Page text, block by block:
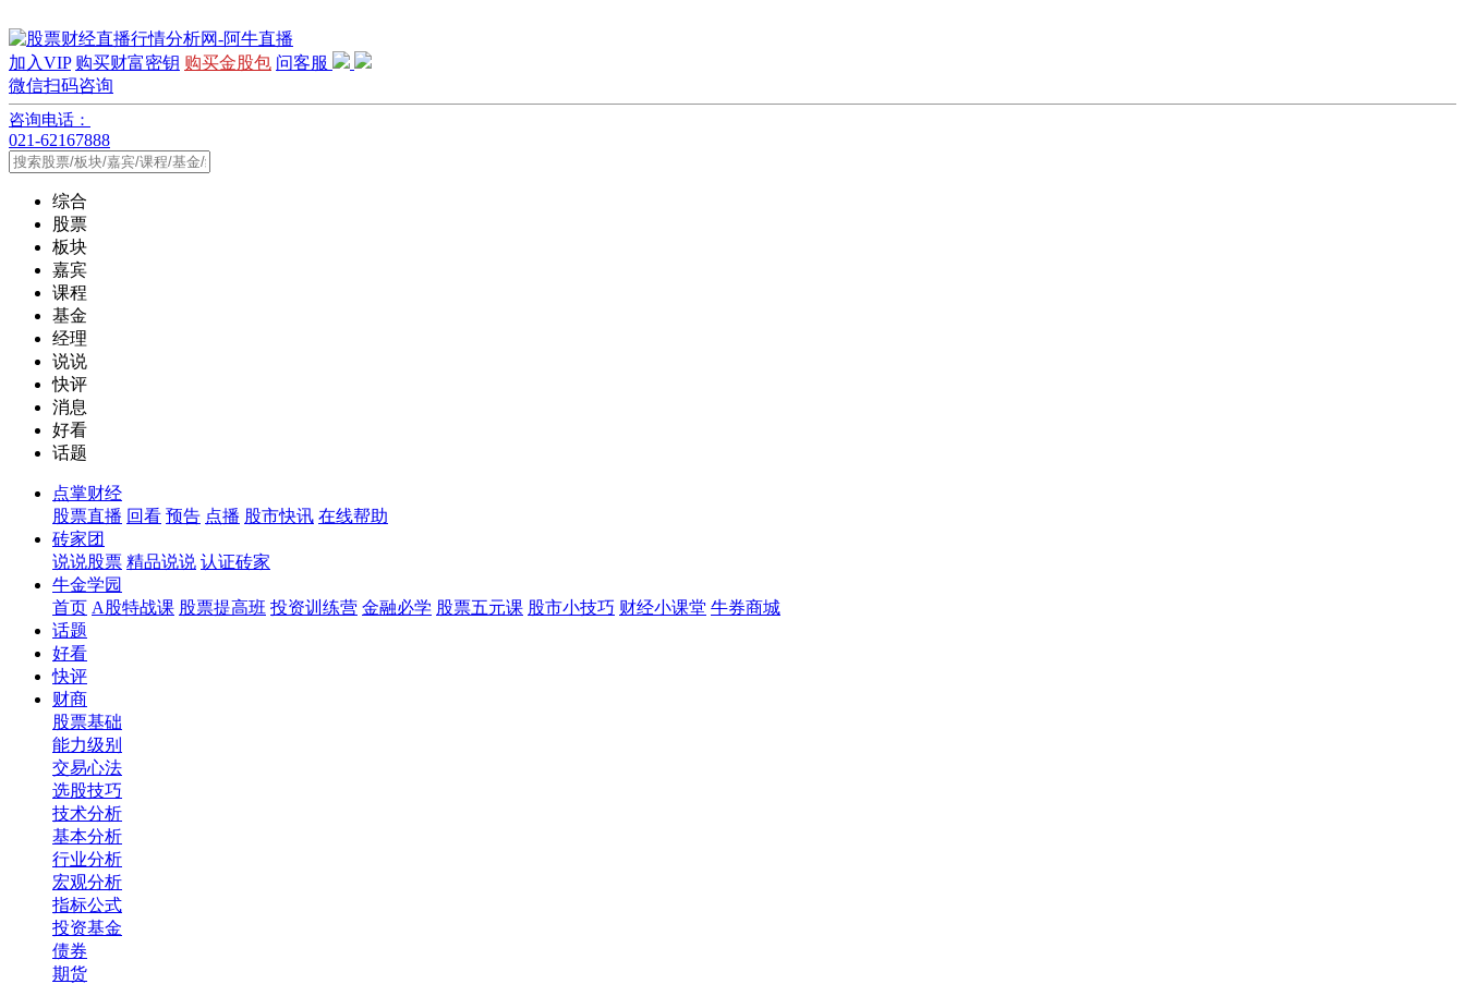
加入VIP 购买财富密钥 购买金股包 问客服
微信扫码咨询
咨询电话：
021-62167888
综合
股票
板块
嘉宾
课程
基金
经理
说说
快评
消息
好看
话题
点掌财经
股票直播 回看 预告 点播 股市快讯 在线帮助
砖家团
说说股票 精品说说 认证砖家
牛金学园
首页 A股特战课 股票提高班 投资训练营 金融必学 股票五元课 股市小技巧 财经小课堂 牛券商城
话题
好看
快评
财商
股票基础
能力级别
交易心法
选股技巧
技术分析
基本分析
行业分析
宏观分析
指标公式
投资基金
债券
期货